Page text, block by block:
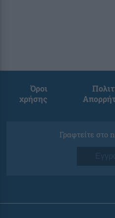
Όροι
χρήσης
Γραφτείτε στο